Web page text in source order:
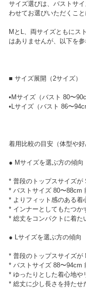
サイズ選びは、バストサ
わせてお選びいただくこと
MとL、両サイズともにス
はありませんが、以下を
■ サイズ展開（2サイズ）
•Mサイズ（バスト 80〜
•Lサイズ（バスト 86〜
着用比較の目安（体型や好
● Mサイズを選ぶ方の傾向
* 普段のトップスサイズが
* バストサイズ 80〜88cm
* よりフィット感のある着
* インナーとしてもたつか
* 総丈をコンパクトに着た
● Lサイズを選ぶ方の傾向
* 普段のトップスサイズが
* バストサイズ 88〜94cm
* ゆったりとした着心地や
* 総丈に少し長さを持たせ